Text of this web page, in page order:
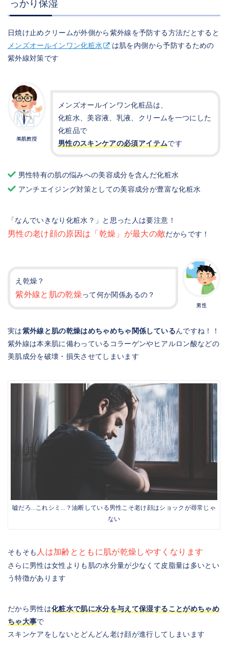
っかり保湿
日焼け止めクリームが外側から紫外線を予防する方法だとすると
メンズオールインワン化粧水
は肌を内側から予防するための
紫外線対策です
美肌教授
メンズオールインワン化粧品は、
化粧水、美容液、乳液、クリームを一つにした
化粧品で
男性のスキンケアの必須アイテムです
男性特有の肌の悩みへの美容成分を含んだ化粧水
アンチエイジング対策としての美容成分が豊富な化粧水
「なんでいきなり化粧水？」と思った人は要注意！
男性の老け顔の原因は「乾燥」が最大の敵だからです！
男性
え乾燥？
紫外線と肌の乾燥って何か関係あるの？
実は紫外線と肌の乾燥はめちゃめちゃ関係しているんですね！！
紫外線は本来肌に備わっているコラーゲンやヒアルロン酸などの
美肌成分を破壊・損失させてしまいます
嘘だろ…これシミ…？油断している男性こそ老け顔はショックが尋常じゃ
ない
そもそも 人は加齢とともに肌が乾燥しやすくなります
さらに男性は女性よりも肌の水分量が少なくて皮脂量は多いとい
う特徴があります
だから男性は化粧水で肌に水分を与えて保湿することがめちゃめ
ちゃ大事で
スキンケアをしないとどんどん老け顔が進行してしまいます